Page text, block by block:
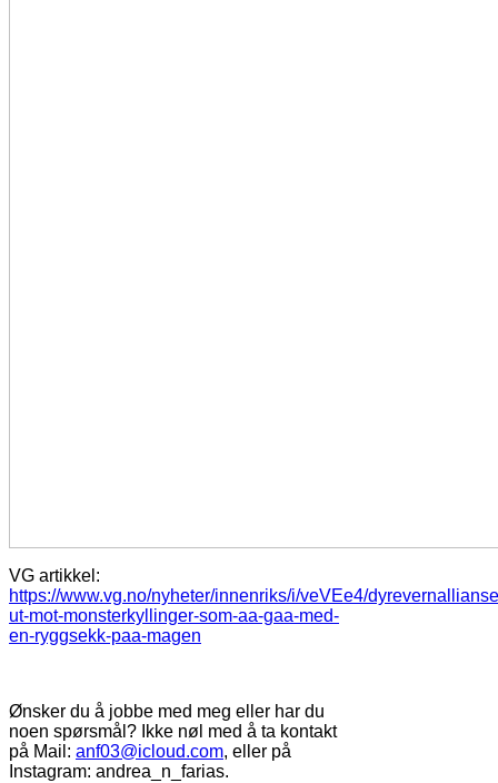
VG artikkel:
https://www.vg.no/nyheter/innenriks/i/veVEe4/
ut-mot-monsterkyllinger-som-aa-gaa-med-
en-ryggsekk-paa-magen
Ønsker du å jobbe med meg eller har du
noen spørsmål? Ikke nøl med å ta kontakt
på Mail: anf03@icloud.com, eller på
Instagram: andrea_n_farias.